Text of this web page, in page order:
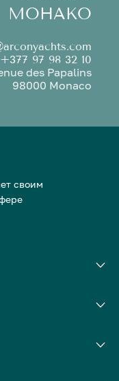
МОНАКО
+377 97 98 32 10
des Papalins
98000 Monaco
своим